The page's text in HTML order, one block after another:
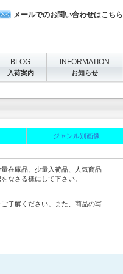
メールでのお問い合わせはこちら
ジャンル別画像
在庫品、少量入荷品、人気商品
なさる様にして下さい。
了解ください。また、商品の写
BLOG
入荷案内
INFORMATION
お知らせ